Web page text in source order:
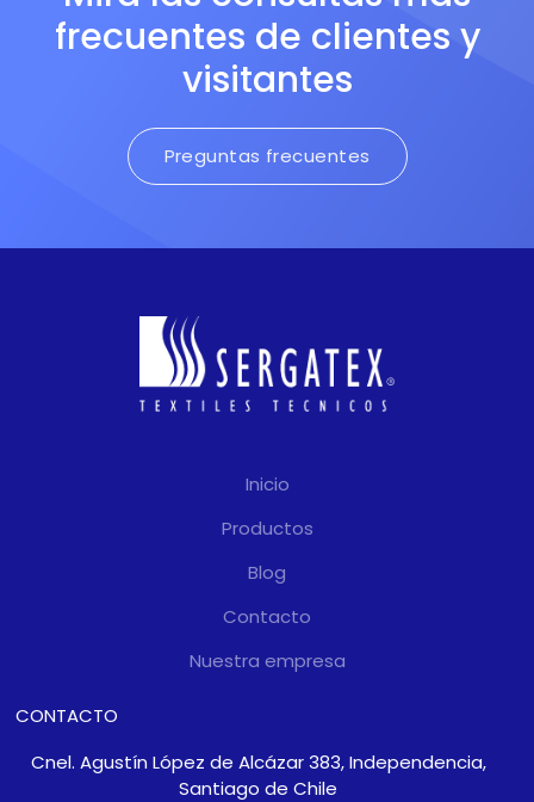
frecuentes de clientes y
visitantes
Preguntas frecuentes
Inicio
Productos
Blog
Contacto
Nuestra empresa
CONTACTO
Cnel. Agustín López de Alcázar 383, Independencia,
Santiago de Chile